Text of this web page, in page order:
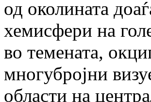
од околината
хемисфери на
во темената,
многубројни
области на